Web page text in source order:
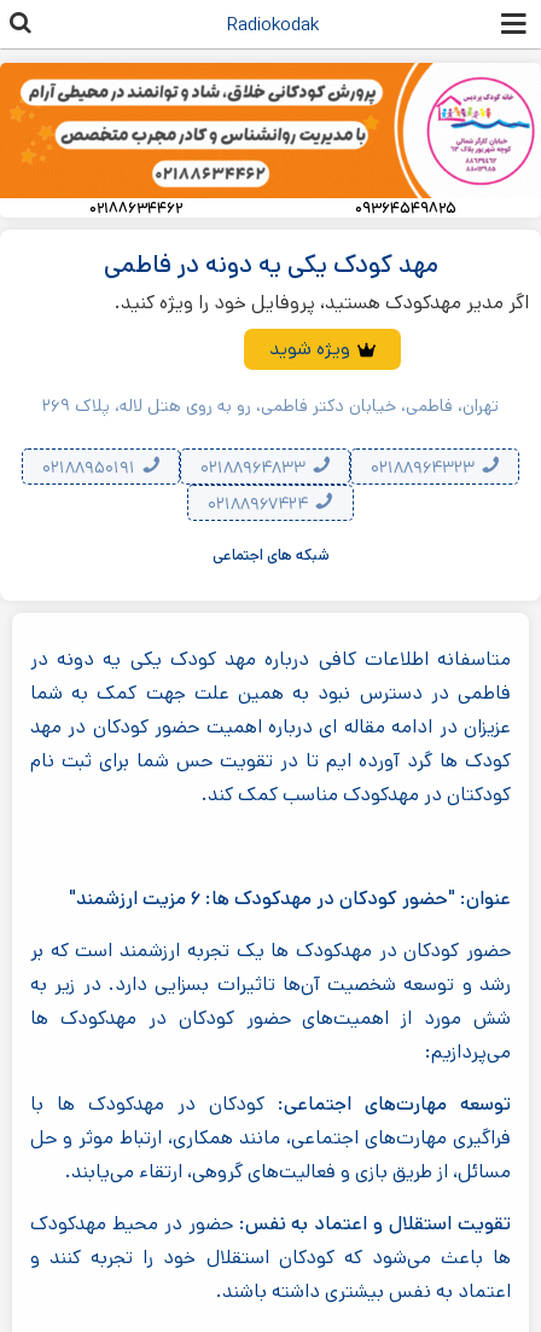
محتوای
اصلی
Radiokodak
۰۹۳۶۴۵۴۹۸۲۵ ۰۲۱۸۸۶۳۴۴۶۲
مهد کودک یکی یه دونه در فاطمی
اگر مدیر مهدکودک هستید، پروفایل خود را ویژه کنید.
ویژه شوید
تهران، فاطمی، خیابان دکتر فاطمی، رو به روی هتل لاله، پلاک ۲۶۹
۰۲۱۸۸۹۶۴۸۳۳
شبکه های اجتماعی
متاسفانه اطلاعات کافی درباره مهد کودک یکی یه دونه در
فاطمی در دسترس نبود به همین علت جهت کمک به شما
عزیزان در ادامه مقاله ای درباره اهمیت حضور کودکان در مهد
کودک ها گرد آورده ایم تا در تقویت حس شما برای ثبت نام
کودکتان در مهدکودک مناسب کمک کند.
عنوان: "حضور کودکان در مهدکودک ها: ۶ مزیت ارزشمند"
حضور کودکان در مهدکودک ها یک تجربه ارزشمند است که بر
رشد و توسعه شخصیت آن‌ها تاثیرات بسزایی دارد. در زیر به
شش مورد از اهمیت‌های حضور کودکان در مهدکودک ها
می‌پردازیم:
توسعه مهارت‌های اجتماعی: کودکان در مهدکودک ها با
فراگیری مهارت‌های اجتماعی، مانند همکاری، ارتباط موثر و حل
مسائل، از طریق بازی و فعالیت‌های گروهی، ارتقاء می‌یابند.
تقویت استقلال و اعتماد به نفس:حضور در محیط مهدکودک
ها باعث می‌شود که کودکان استقلال خود را تجربه کنند و
اعتماد به نفس بیشتری داشته باشند.